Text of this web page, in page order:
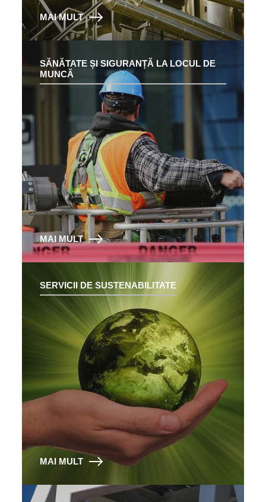
MAI MULT
SĂNĂTATE ȘI SIGURANȚĂ LA LOCUL DE
MUNCĂ
MAI MULT
SERVICII DE SUSTENABILITATE
MAI MULT